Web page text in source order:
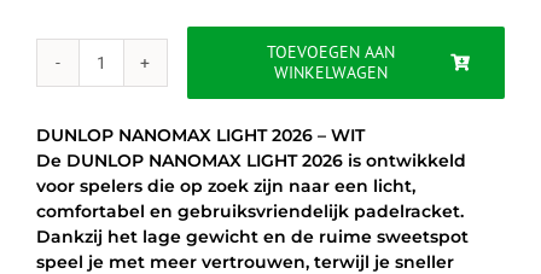
€109.99.
€99.95.
DUNLOP
TOEVOEGEN AAN
WINKELWAGEN
DUNLOP NANOMAX LIGHT 2026 – WIT
De DUNLOP NANOMAX LIGHT 2026 is ontwikkeld
voor spelers die op zoek zijn naar een licht,
comfortabel en gebruiksvriendelijk padelracket.
Dankzij het lage gewicht en de ruime sweetspot
speel je met meer vertrouwen, terwijl je sneller